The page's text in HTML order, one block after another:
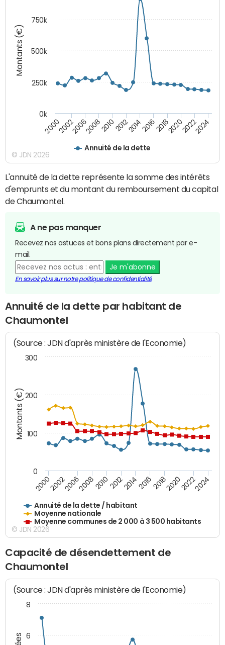
Montants (€)
Annuité de la dette
200020022006200820102012201420162018202020222024
0k
250k
500k
750k
© JDN 2026
L'annuité de la dette représente la somme des intérêts
d'emprunts et du montant du remboursement du capital
de Chaumontel.
A ne pas manquer
Recevez nos astuces et bons plans directement par e-
mail.
Je m'abonne
En savoir plus sur notre politique de confidentialité
Annuité de la dette par habitant de
Chaumontel
Montants (€)
(Source : JDN d'après ministère de l'Economie)
Annuité de la dette / habitant
Moyenne nationale
Moyenne communes de 2 000 à 3 500 habitants
200020022006200820102012201420162018202020222024
0
100
200
300
© JDN 2026
Capacité de désendettement de
Chaumontel
(Source : JDN d'après ministère de l'Economie)
6
8